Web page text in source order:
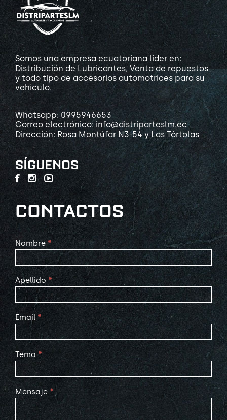
Somos una empresa ecuatoriana líder en:
Distribución de Lubricantes, Venta de repuestos
y todo tipo de accesorios automotrices para su
vehículo.
Whatsapp: 0995946653
Correo electrónico: info@distriparteslm.ec
Dirección: Rosa Montúfar N3-54 y Las Tórtolas
SÍGUENOS
CONTACTOS
Contact
Us
Nombre *
Apellido *
Email *
Tema *
Mensaje *